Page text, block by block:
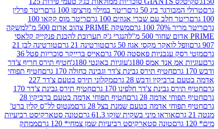
ביג 50 גרם
ריטר במילוי מרציפן 100 גרם
ריטר פרלין
חלב עם שברי אגוזים 100 גרם
ריטר מוס קקאו 100
100 גרם
משקה PRIME צהוב אדום 500 מ"ל
משקה
הנגרי ג'ק תערובת להכנת פנקייק קלאסי
לואקר מקסי אגוז 50 גרם
טורטינה 21 גרם
טורטינה לבן 21
עגבניות פאסטה 700 גרם
אייס ברייקר סוכריות פטל 36
אנד אמס 180ג'
עוגיות באונטי 180ג'
חטיף תירס חריף צ'דר
חטיף תירס גבינת צ'דר וגבינה כחולה 170 גרם
חטיף תפוחי
ודבש 28 גרם
מקלוני תירס בטעם צ'דר 227
גבינת צ'דר חלפינו 170 גרם
חטיף תירס גבינת צ'דר 170
אדמה 28 גרם
חטיף תפוחי אדמה בטעם ברביקיו 28
אדמה בטעם שמנת בצל 28 גרם
מנטוס לל"ס קלין ברט'
אוראו מיני בשקית שוקו 61.3 גרם
טונה סטארקיסט רביעיות
טונה סטארקיסט רביעיות שמן צמחי* 120 גרם
ממתק